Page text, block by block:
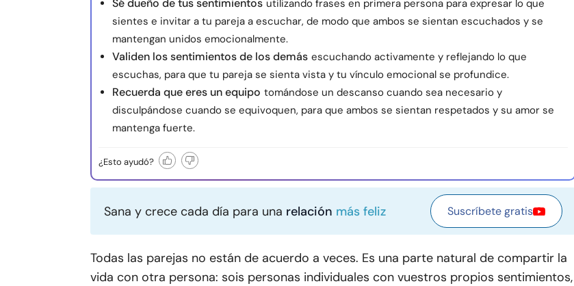
Sé dueño de tus sentimientos utilizando frases en primera persona para expresar lo que
sientes e invitar a tu pareja a escuchar, de modo que ambos se sientan escuchados y se
mantengan unidos emocionalmente.
Validen los sentimientos de los demás escuchando activamente y reflejando lo que
escuchas, para que tu pareja se sienta vista y tu vínculo emocional se profundice.
Recuerda que eres un equipo tomándose un descanso cuando sea necesario y
disculpándose cuando se equivoquen, para que ambos se sientan respetados y su amor se
mantenga fuerte.
¿Esto ayudó?
Sana y crece cada día para una relación más feliz Suscríbete gratis
Todas las parejas no están de acuerdo a veces. Es una parte natural de compartir la
vida con otra persona: sois personas individuales con vuestros propios sentimientos,